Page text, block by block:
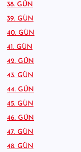
38. GÜN
39. GÜN
40. GÜN
41. GÜN
42. GÜN
43. GÜN
44. GÜN
45. GÜN
46. GÜN
47. GÜN
48. GÜN